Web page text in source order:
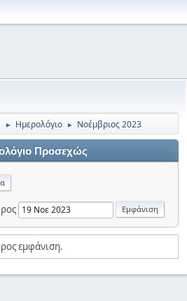
► Ημερολόγιο ► Νοέμβριος 2023
Προσεχώς
εμφάνιση.